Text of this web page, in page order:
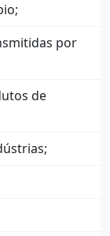
por
de